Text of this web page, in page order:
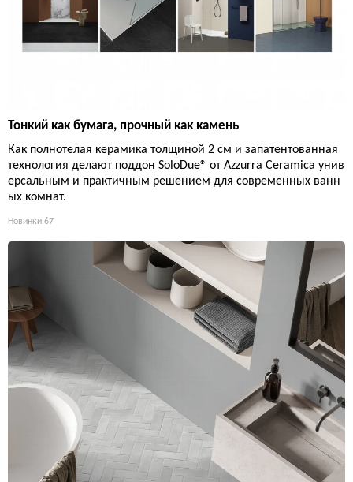
Тонкий как бумага, прочный как камень
Как полнотелая керамика толщиной 2 см и запатентованная
технология делают поддон SoloDue® от Azzurra Ceramica унив
ерсальным и практичным решением для современных ванн
ых комнат.
Новинки 67